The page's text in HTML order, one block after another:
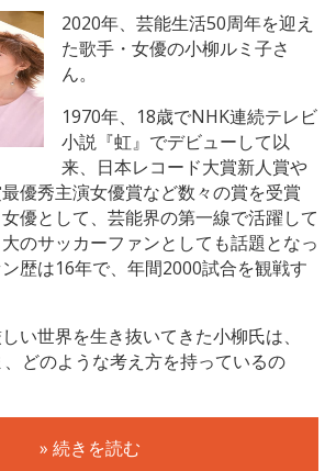
2020年、芸能生活50周年を迎え
た歌手・女優の小柳ルミ子さ
ん。
1970年、18歳でNHK連続テレビ
小説『虹』でデビューして以
来、日本レコード大賞新人賞や
優秀主演女優賞など数々の賞を受賞
優として、芸能界の第一線で活躍して
のサッカーファンとしても話題となっ
歴は16年で、年間2000試合を観戦す
い世界を生き抜いてきた小柳氏は、
どのような考え方を持っているの
» 続きを読む